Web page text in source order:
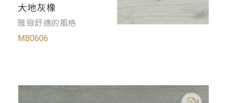
大地灰橡
雅緻舒適的風格
MB0606